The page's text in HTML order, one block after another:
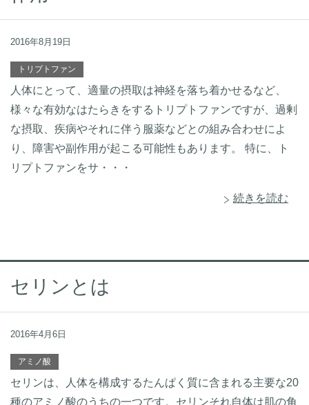
2016年8月19日
トリプトファン
人体にとって、適量の摂取は神経を落ち着かせるなど、
様々な有効なはたらきをするトリプトファンですが、過剰
な摂取、疾病やそれに伴う服薬などとの組み合わせによ
り、障害や副作用が起こる可能性もあります。 特に、ト
リプトファンをサ・・・
続きを読む
セリンとは
2016年4月6日
アミノ酸
セリンは、人体を構成するたんぱく質に含まれる主要な20
種のアミノ酸のうちの一つです。セリンそれ自体は肌の角